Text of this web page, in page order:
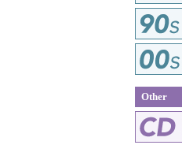
Other